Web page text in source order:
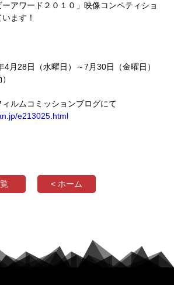
アワード２０１０」映像コンペティショ
ます！
28日（水曜日）～7月30日（金曜日）
ルムコミッションブログにて
e213025.html
< ホーム